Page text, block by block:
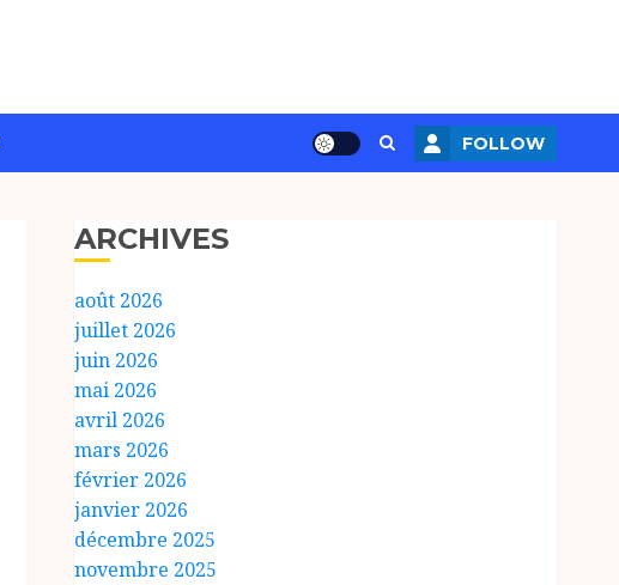
FOLLOW
ARCHIVES
août 2026
juillet 2026
juin 2026
mai 2026
avril 2026
mars 2026
février 2026
janvier 2026
décembre 2025
novembre 2025